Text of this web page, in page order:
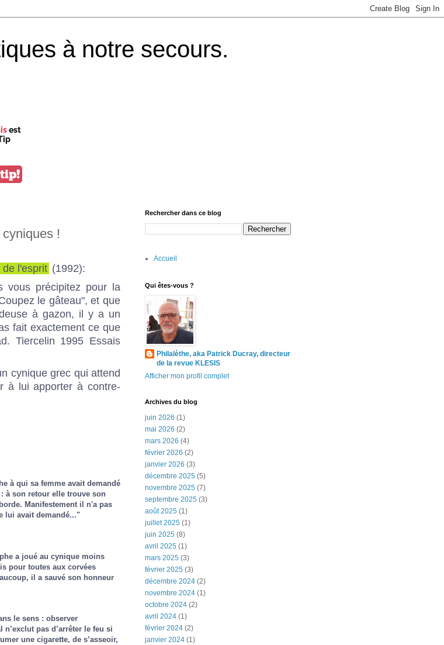
à notre secours.
est
tip!
!
de l'esprit (1992):
vous précipitez pour la
le gâteau", et que
à gazon, il y a un
fait exactement ce que
Tiercelin 1995 Essais
cynique grec qui attend
à lui apporter à contre-
à qui sa femme avait demandé
à son retour elle trouve son
Manifestement il n'a pas
lui avait demandé..."
a joué au cynique moins
pour toutes aux corvées
il a sauvé son honneur
le sens : observer
pas d’arrêter le feu si
une cigarette, de s’asseoir,
Rechercher dans ce blog
Accueil
Qui êtes-vous ?
Philalèthe, aka Patrick Ducray, directeur
de la revue KLESIS
Afficher mon profil complet
Archives du blog
juin 2026 (1)
mai 2026 (2)
mars 2026 (4)
février 2026 (2)
janvier 2026 (3)
décembre 2025 (5)
novembre 2025 (7)
septembre 2025 (3)
août 2025 (1)
juillet 2025 (1)
juin 2025 (8)
avril 2025 (1)
mars 2025 (3)
février 2025 (3)
décembre 2024 (2)
novembre 2024 (1)
octobre 2024 (2)
avril 2024 (1)
février 2024 (2)
janvier 2024 (1)